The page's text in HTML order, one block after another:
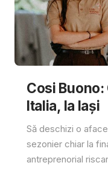
Cosi
Italia, la Iași
Să deschizi o
sezonier chiar la
antreprenorial